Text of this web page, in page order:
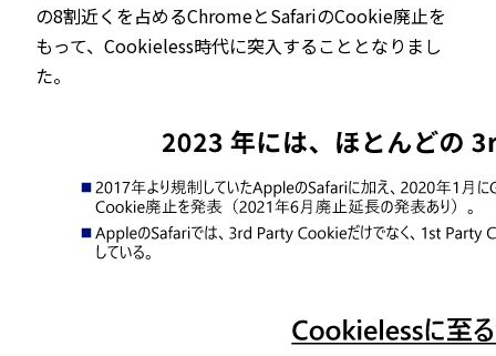
の8割近くを占めるChromeとSafariのCookie廃止を
もって、Cookieless時代に突入することとなりまし
た。